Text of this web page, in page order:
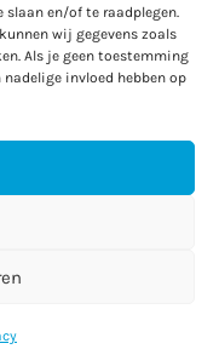
en/of te raadplegen.
wij gegevens zoals
Als je geen toestemming
invloed hebben op
B.V.